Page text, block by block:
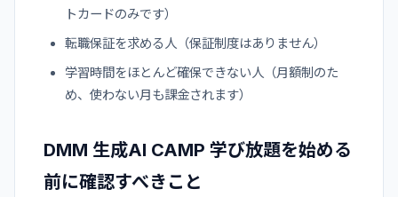
トカードのみです）
転職保証を求める人（保証制度はありません）
学習時間をほとんど確保できない人（月額制のた
め、使わない月も課金されます）
DMM 生成AI CAMP 学び放題を始める
前に確認すべきこと